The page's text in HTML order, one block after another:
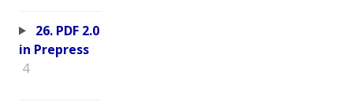
26. PDF 2.0
in Prepress
4